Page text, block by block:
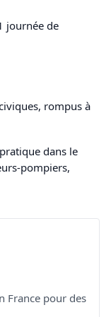
journée de
rompus à
dans le
pompiers,
France pour des